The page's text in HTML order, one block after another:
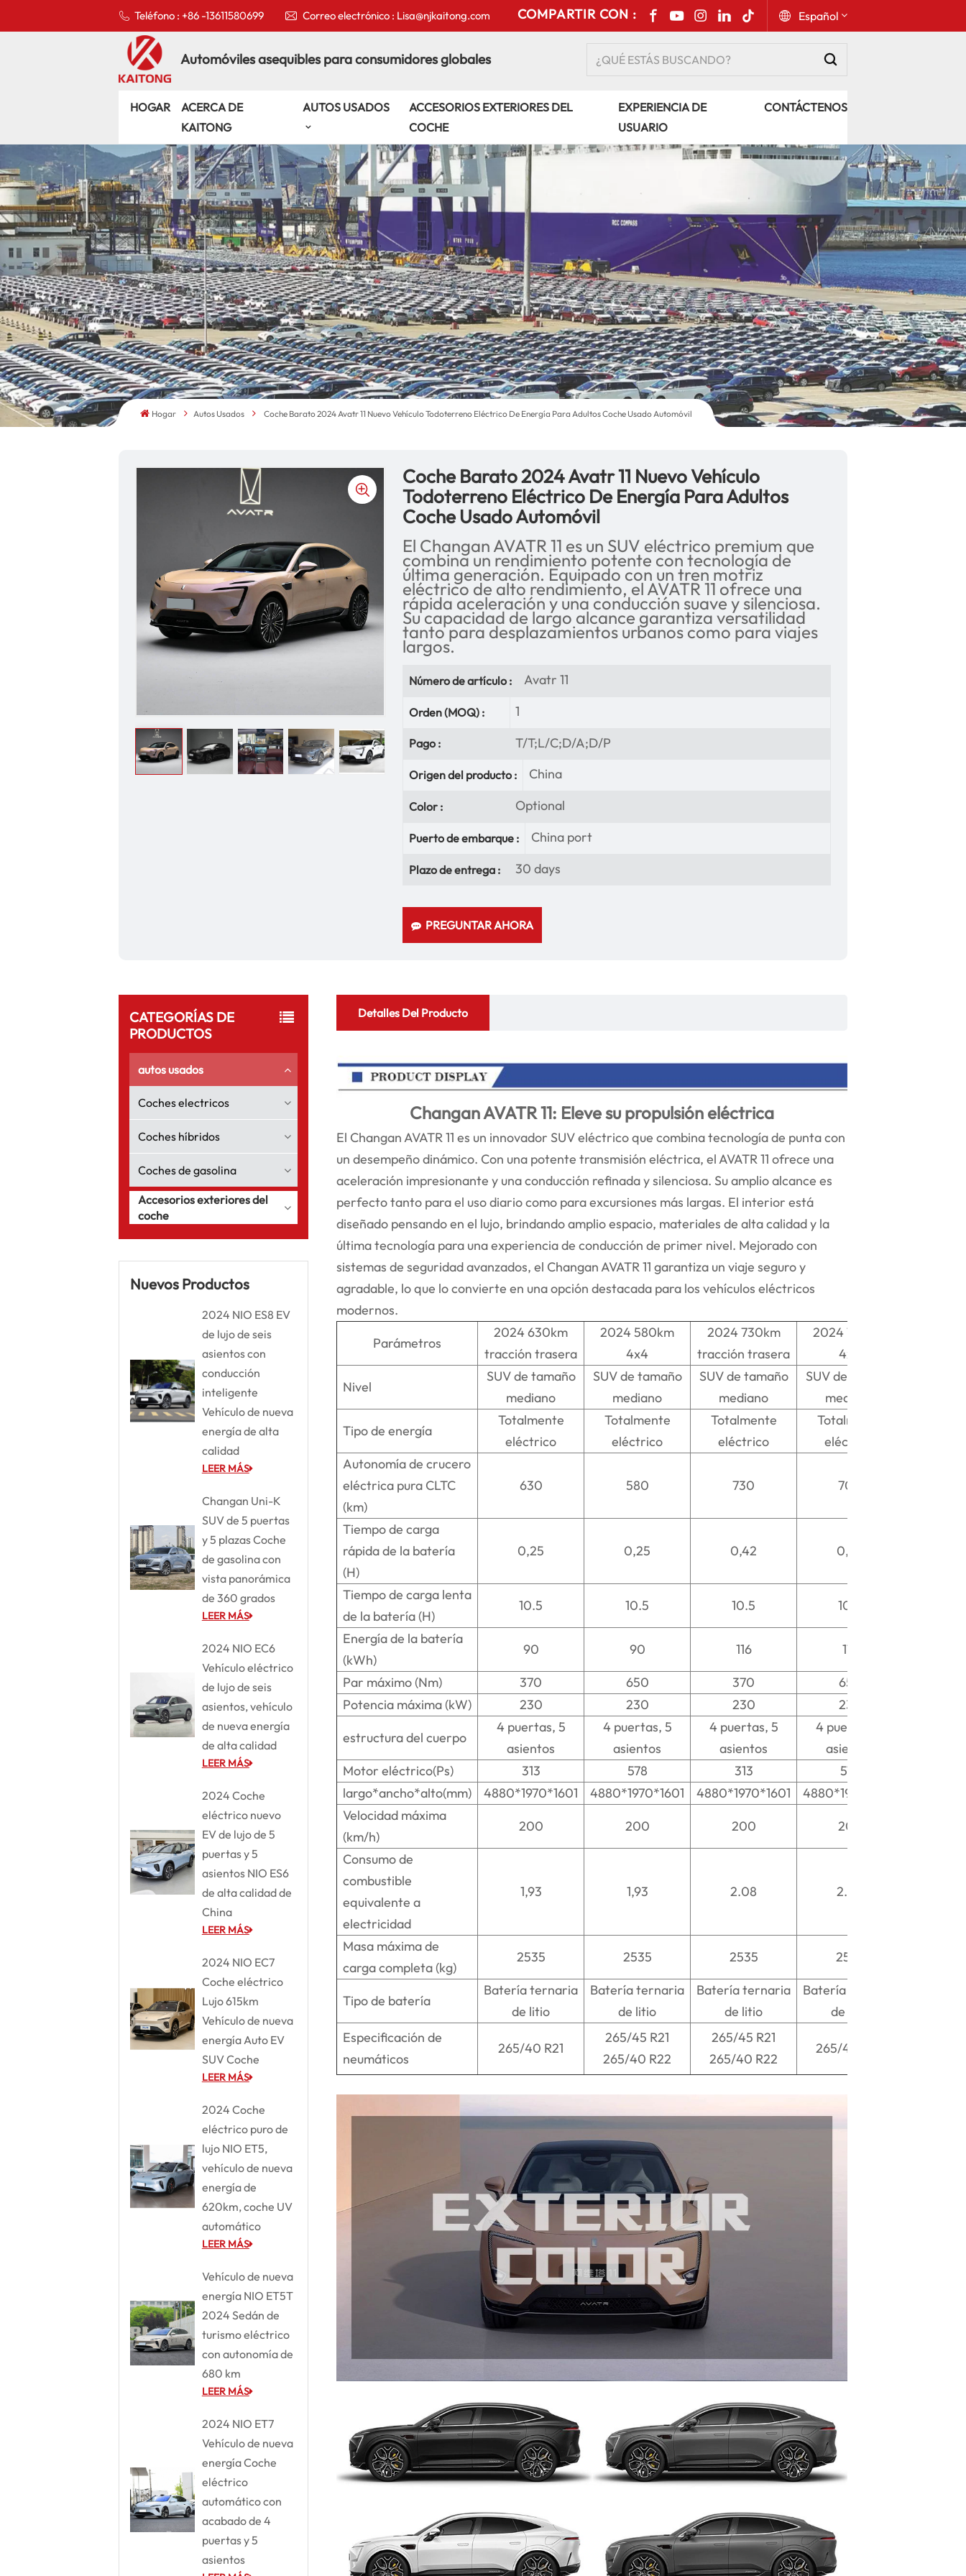
Teléfono : +86 -13611580699 Correo electrónico : Lisa@njkaitong.com COMPARTIR CON : Español
Русский
Español
Português
عربي
kiswahili
Automóviles asequibles para consumidores globales
HOGAR
ACERCA DE
KAITONG
AUTOS USADOS
ACCESORIOS EXTERIORES DEL
COCHE
EXPERIENCIA DE
USUARIO
CONTÁCTENOS
Hogar Autos Usados Coche Barato 2024 Avatr 11 Nuevo Vehículo Todoterreno Eléctrico De Energía Para Adultos Coche Usado Automóvil
Coche Barato 2024 Avatr 11 Nuevo Vehículo
Todoterreno Eléctrico De Energía Para Adultos
Coche Usado Automóvil
El Changan AVATR 11 es un SUV eléctrico premium que
combina un rendimiento potente con tecnología de
última generación. Equipado con un tren motriz
eléctrico de alto rendimiento, el AVATR 11 ofrece una
rápida aceleración y una conducción suave y silenciosa.
Su capacidad de largo alcance garantiza versatilidad
tanto para desplazamientos urbanos como para viajes
largos.
Número de artículo : Avatr 11
Orden (MOQ) : 1
Pago : T/T;L/C;D/A;D/P
Origen del producto : China
Color : Optional
Puerto de embarque : China port
Plazo de entrega : 30 days
PREGUNTAR AHORA
CATEGORÍAS DE
PRODUCTOS
autos usados
Coches electricos
Coches híbridos
Coches de gasolina
Accesorios exteriores del
coche
Nuevos Productos
2024 NIO ES8 EV
de lujo de seis
asientos con
conducción
inteligente
Vehículo de nueva
energía de alta
calidad
LEER MÁS
Changan Uni-K
SUV de 5 puertas
y 5 plazas Coche
de gasolina con
vista panorámica
de 360 grados
LEER MÁS
2024 NIO EC6
Vehículo eléctrico
de lujo de seis
asientos, vehículo
de nueva energía
de alta calidad
LEER MÁS
2024 Coche
eléctrico nuevo
EV de lujo de 5
puertas y 5
asientos NIO ES6
de alta calidad de
China
LEER MÁS
2024 NIO EC7
Coche eléctrico
Lujo 615km
Vehículo de nueva
energía Auto EV
SUV Coche
LEER MÁS
2024 Coche
eléctrico puro de
lujo NIO ET5,
vehículo de nueva
energía de
620km, coche UV
automático
LEER MÁS
Vehículo de nueva
energía NIO ET5T
2024 Sedán de
turismo eléctrico
con autonomía de
680 km
LEER MÁS
2024 NIO ET7
Vehículo de nueva
energía Coche
eléctrico
automático con
acabado de 4
puertas y 5
asientos
Detalles Del Producto
Changan AVATR 11: Eleve su propulsión eléctrica
El Changan AVATR 11 es un innovador SUV eléctrico que combina tecnología de punta con
un desempeño dinámico. Con una potente transmisión eléctrica, el AVATR 11 ofrece una
aceleración impresionante y una conducción refinada y silenciosa. Su amplio alcance es
perfecto tanto para el uso diario como para excursiones más largas. El interior está
diseñado pensando en el lujo, brindando amplio espacio, materiales de alta calidad y la
última tecnología para una experiencia de conducción de primer nivel. Mejorado con
sistemas de seguridad avanzados, el Changan AVATR 11 garantiza un viaje seguro y
agradable, lo que lo convierte en una opción destacada para los vehículos eléctricos
modernos.
Parámetros
2024 630km
tracción trasera
2024 580km
4x4
2024 730km
tracción trasera
2024 700km
4x4
Nivel
SUV de tamaño
mediano
SUV de tamaño
mediano
SUV de tamaño
mediano
SUV de tamaño
mediano
Tipo de energía
Totalmente
eléctrico
Totalmente
eléctrico
Totalmente
eléctrico
Totalmente
eléctrico
Autonomía de crucero
eléctrica pura CLTC
(km)
630 580 730 700
Tiempo de carga
rápida de la batería
(H)
0,25 0,25 0,42 0,42
Tiempo de carga lenta
de la batería (H)
10.5 10.5 10.5
10.5
Energía de la batería
(kWh)
90 90 116
116
Par máximo (Nm)
370 650 370
650
Potencia máxima (kW)
230 230 230
230
estructura del cuerpo
4 puertas, 5
asientos
4 puertas, 5
asientos
4 puertas, 5
asientos
4 puertas, 5
asientos
Motor eléctrico(Ps)
313 578 313
578
largo*ancho*alto(mm)
4880*1970*1601 4880*1970*1601 4880*1970*1601
4880*1970*1601
Velocidad máxima
(km/h)
200 200 200
200
Consumo de
combustible
equivalente a
electricidad
1,93 1,93 2.08 2.08
Masa máxima de
carga completa (kg)
2535 2535 2535 2535
Tipo de batería
Batería ternaria
de litio
Batería ternaria
de litio
Batería ternaria
de litio
Batería ternaria
de litio
Especificación de
neumáticos
265/40 R21
265/45 R21
265/40 R22
265/45 R21
265/40 R22
265/40 R22